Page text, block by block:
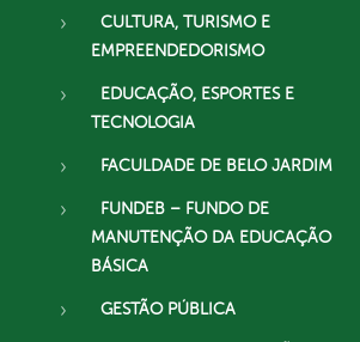
CULTURA, TURISMO E
EMPREENDEDORISMO
EDUCAÇÃO, ESPORTES E
TECNOLOGIA
FACULDADE DE BELO JARDIM
FUNDEB – FUNDO DE
MANUTENÇÃO DA EDUCAÇÃO
BÁSICA
GESTÃO PÚBLICA